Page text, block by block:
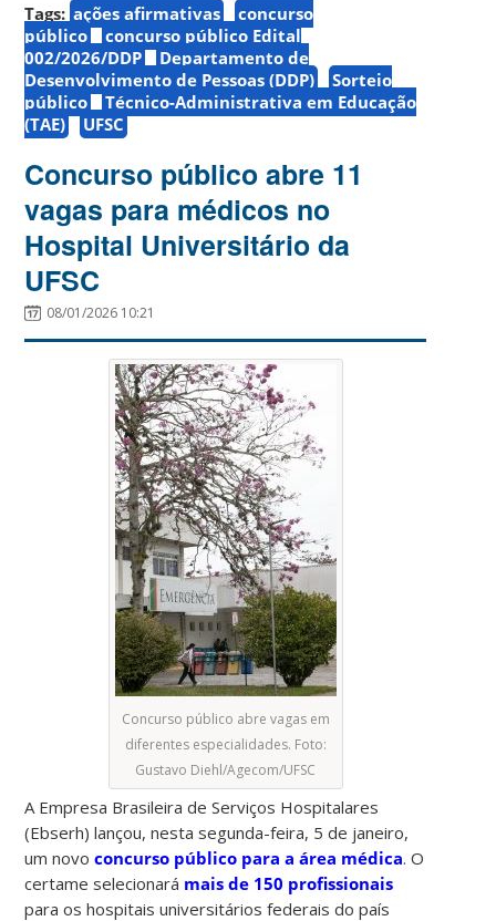
Tags: ações afirmativas
concurso
público
concurso público Edital
002/2026/DDP
Departamento de
Desenvolvimento de Pessoas (DDP)
Sorteio
público
Técnico-Administrativa em Educação
(TAE)
UFSC
Concurso público abre 11
vagas para médicos no
Hospital Universitário da
UFSC
08/01/2026 10:21
Concurso público abre vagas em
diferentes especialidades. Foto:
Gustavo Diehl/Agecom/UFSC
A Empresa Brasileira de Serviços Hospitalares
(Ebserh) lançou, nesta segunda-feira, 5 de janeiro,
um novoconcurso público para a área médica. O
certame selecionará mais de 150 profissionais
para os hospitais universitários federais do país